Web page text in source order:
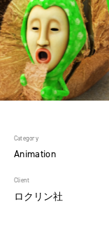
Category
Animation
Client
ロクリン社